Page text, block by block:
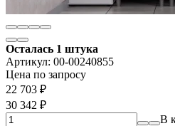
Осталась 1 штука
Артикул: 00-00240855
Цена по запросу
22 703 ₽
30 342 ₽
В